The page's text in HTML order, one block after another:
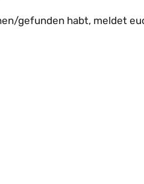
gefunden habt, meldet